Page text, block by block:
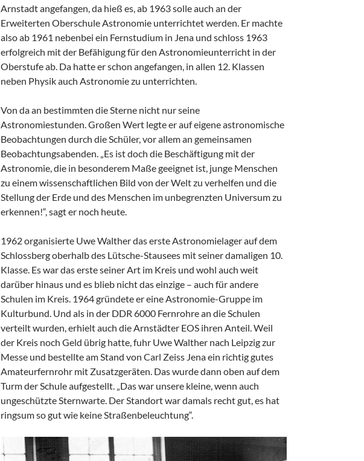
Arnstadt angefangen, da hieß es, ab 1963 solle auch an der
Erweiterten Oberschule Astronomie unterrichtet werden. Er machte
also ab 1961 nebenbei ein Fernstudium in Jena und schloss 1963
erfolgreich mit der Befähigung für den Astronomieunterricht in der
Oberstufe ab. Da hatte er schon angefangen, in allen 12. Klassen
neben Physik auch Astronomie zu unterrichten.
Von da an bestimmten die Sterne nicht nur seine
Astronomiestunden. Großen Wert legte er auf eigene astronomische
Beobachtungen durch die Schüler, vor allem an gemeinsamen
Beobachtungsabenden. „Es ist doch die Beschäftigung mit der
Astronomie, die in besonderem Maße geeignet ist, junge Menschen
zu einem wissenschaftlichen Bild von der Welt zu verhelfen und die
Stellung der Erde und des Menschen im unbegrenzten Universum zu
erkennen!“, sagt er noch heute.
1962 organisierte Uwe Walther das erste Astronomielager auf dem
Schlossberg oberhalb des Lütsche-Stausees mit seiner damaligen 10.
Klasse. Es war das erste seiner Art im Kreis und wohl auch weit
darüber hinaus und es blieb nicht das einzige – auch für andere
Schulen im Kreis. 1964 gründete er eine Astronomie-Gruppe im
Kulturbund. Und als in der DDR 6000 Fernrohre an die Schulen
verteilt wurden, erhielt auch die Arnstädter EOS ihren Anteil. Weil
der Kreis noch Geld übrig hatte, fuhr Uwe Walther nach Leipzig zur
Messe und bestellte am Stand von Carl Zeiss Jena ein richtig gutes
Amateurfernrohr mit Zusatzgeräten. Das wurde dann oben auf dem
Turm der Schule aufgestellt. „Das war unsere kleine, wenn auch
ungeschützte Sternwarte. Der Standort war damals recht gut, es hat
ringsum so gut wie keine Straßenbeleuchtung“.